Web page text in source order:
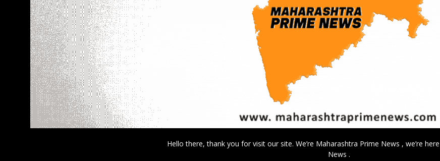
Hello there, thank you for visit our site. We’re Maharashtra Prime News , we’re
News .